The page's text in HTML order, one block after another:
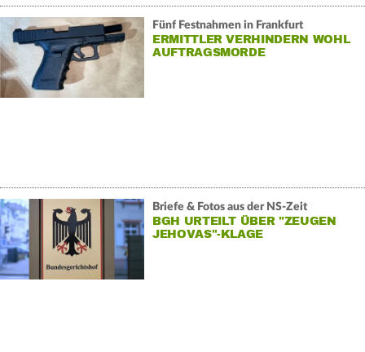
Fünf Festnahmen in Frankfurt
ERMITTLER VERHINDERN WOHL
AUFTRAGSMORDE
Briefe & Fotos aus der NS-Zeit
BGH URTEILT ÜBER "ZEUGEN
JEHOVAS"-KLAGE